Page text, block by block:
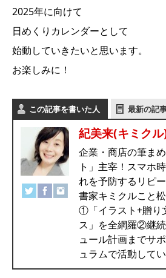
2025年に向けて
日めくりカレンダーとして
始動していきたいと思います。
お楽しみに！
この記事を書いた人 最新の記
紀美来(キミク
企業・商店の筆ま
ト」主宰！スマホ
れを予防するリピ
書家キミクルこと松
①「イラスト+贈り
ス」を全網羅②継
ュール計画までサ
ュラムで活動してい